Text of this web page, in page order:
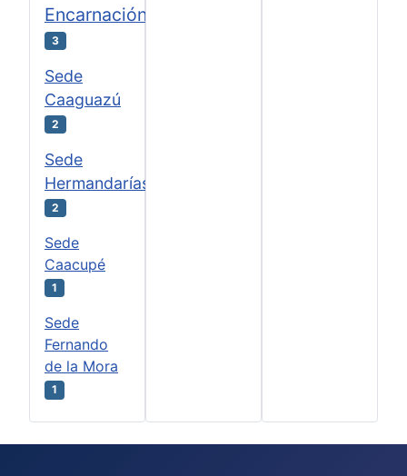
Encarnación
3
Sede
Caaguazú
2
Sede
Hermandarías
2
Sede
Caacupé
1
Sede
Fernando
de la Mora
1